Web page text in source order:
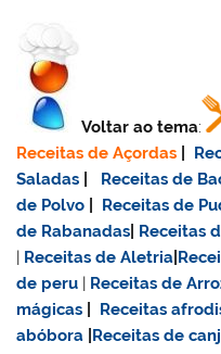
Voltar ao tema:
Receitas de Açordas
Saladas
Receitas de
de Polvo
Receitas de
de Rabanadas Receitas
| Receitas de Aletria
de peru | Receitas de
mágicas
Receitas
abóbora Receitas de